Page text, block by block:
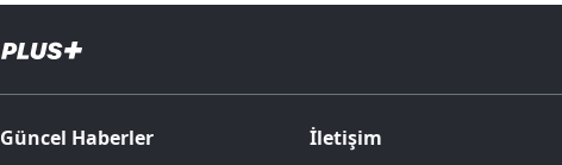
Güncel Haberler İletişim